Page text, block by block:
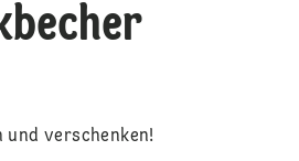
und verschenken!